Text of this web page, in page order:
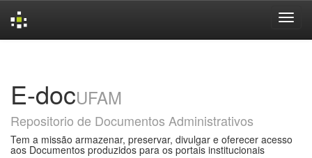
E-docUFAM
Repositorio de Documentos Administrativos
Tem a missão armazenar, preservar, divulgar e oferecer acesso
aos Documentos produzidos para os portais institucionais